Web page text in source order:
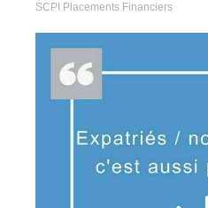
SCPI Placements Financiers